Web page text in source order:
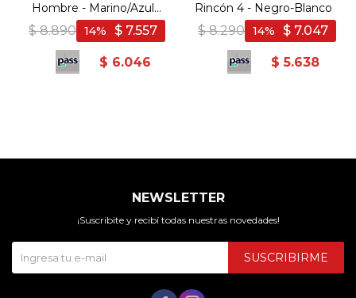
Hombre - Marino/Azul
claro - Marino-Azul Claro
$ 8.890 $ 7.557
14
$ 6.046
Rincón 4 - Negro-Blanco
$ 8.290 $ 7.047
14
$ 5.638
NEWSLETTER
¡Suscribite y recibí todas nuestras novedades!
SUSCRIBIRME